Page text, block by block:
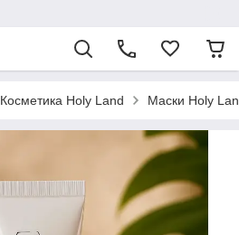
Косметика Holy Land Маски Holy